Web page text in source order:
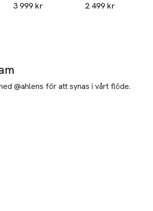
3 999 kr
2 499 kr
@ahlens för att synas i vårt flöde.